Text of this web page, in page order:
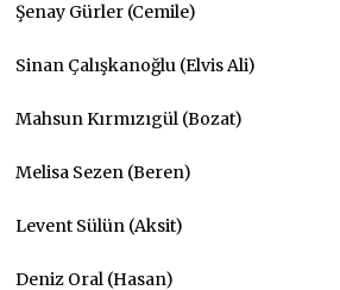
Şenay Gürler (Cemile)
Sinan Çalışkanoğlu (Elvis Ali)
Mahsun Kırmızıgül (Bozat)
Melisa Sezen (Beren)
Levent Sülün (Aksit)
Deniz Oral (Hasan)